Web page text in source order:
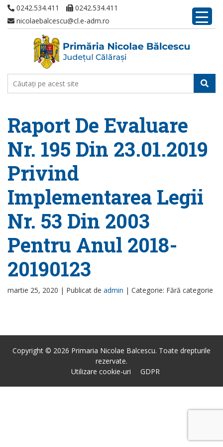
0242.534.411
0242.534.411
nicolaebalcescu@cl.e-adm.ro
Raport De Evaluare
Nr. 195 Din 23.01.2019
Privind
Implementarea Legii
Nr. 53 Din 2003
Pentru Anul 2018-
20190123
martie 25, 2020 | Publicat de admin | Categorie: Fără categorie
Copyright © 2026 Primaria Nicolae Balcescu. Toate drepturile
rezervate.
Utilizare cookie-uri
GDPR